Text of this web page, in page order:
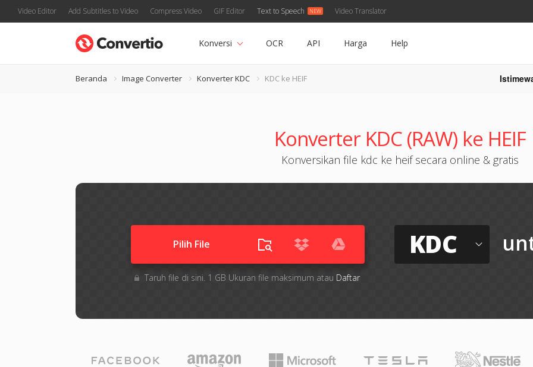
Video Editor Add Subtitles to Video Compress Video GIF Editor Text to Speech Video Translator
Konversi OCR API Harga Help
Beranda Image Converter Konverter KDC KDC ke HEIF
Konverter KDC (RAW) ke HEIF
Konversikan file kdc ke heif secara online & gratis
Pilih File
Taruh file di sini. 1 GB Ukuran file maksimum atau Daftar
KDC